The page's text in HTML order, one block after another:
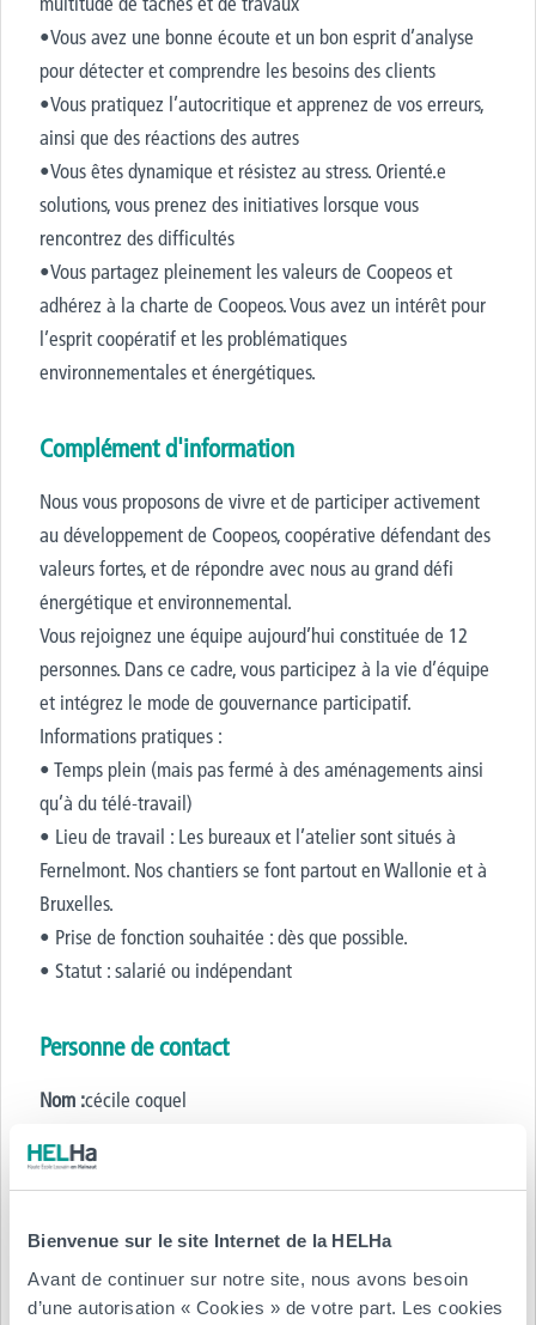
Bienvenue sur le site Internet de la HELHa
Avant de continuer sur notre site, nous avons besoin
d’une autorisation « Cookies » de votre part. Les cookies
•Vous avez une bonne écoute et un bon esprit d’analyse
pour détecter et comprendre les besoins des clients
•Vous pratiquez l’autocritique et apprenez de vos erreurs,
ainsi que des réactions des autres
•Vous êtes dynamique et résistez au stress. Orienté.e
solutions, vous prenez des initiatives lorsque vous
rencontrez des difficultés
•Vous partagez pleinement les valeurs de Coopeos et
adhérez à la charte de Coopeos. Vous avez un intérêt pour
l’esprit coopératif et les problématiques
environnementales et énergétiques.
Complément d'information
Nous vous proposons de vivre et de participer activement
au développement de Coopeos, coopérative défendant des
valeurs fortes, et de répondre avec nous au grand défi
énergétique et environnemental.
Vous rejoignez une équipe aujourd’hui constituée de 12
personnes. Dans ce cadre, vous participez à la vie d’équipe
et intégrez le mode de gouvernance participatif.
Informations pratiques :
• Temps plein (mais pas fermé à des aménagements ainsi
qu’à du télé-travail)
• Lieu de travail : Les bureaux et l’atelier sont situés à
Fernelmont. Nos chantiers se font partout en Wallonie et à
Bruxelles.
• Prise de fonction souhaitée : dès que possible.
• Statut : salarié ou indépendant
Personne de contact
Nom :cécile coquel
Email :job@coopeos.be
Tél.:+3281228096